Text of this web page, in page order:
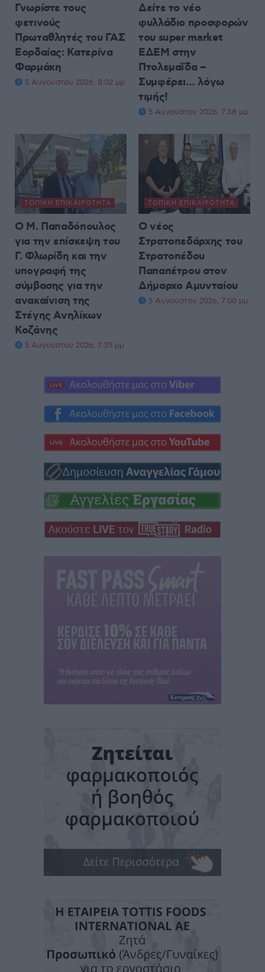
Γνωρίστε τους
φετινούς
Πρωταθλητές του ΓΑΣ
Εορδαίας: Κατερίνα
Φαρμάκη
5 Αυγούστου 2026, 8:02 μμ
Δείτε το νέο
φυλλάδιο προσφορών
του super market
ΕΔΕΜ στην
Πτολεμαΐδα –
Συμφέρει… λόγω
τιμής!
5 Αυγούστου 2026, 7:38 μμ
ΤΟΠΙΚΉ ΕΠΙΚΑΙΡΌΤΗΤΑ
Ο Μ. Παπαδόπουλος
για την επίσκεψη του
Γ. Φλωρίδη και την
υπογραφή της
σύμβασης για την
ανακαίνιση της
Στέγης Ανηλίκων
Κοζάνης
5 Αυγούστου 2026, 7:35 μμ
ΤΟΠΙΚΉ ΕΠΙΚΑΙΡΌΤΗΤΑ
Ο νέος
Στρατοπεδάρχης του
Στρατοπέδου
Παπαπέτρου στον
Δήμαρχο Αμυνταίου
5 Αυγούστου 2026, 7:00 μμ